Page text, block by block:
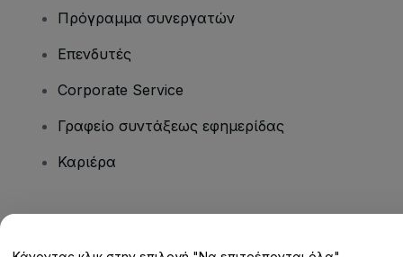
Πρόγραμμα συνεργατών
Επενδυτές
Corporate Service
Γραφείο συντάξεως εφημερίδας
Καριέρα